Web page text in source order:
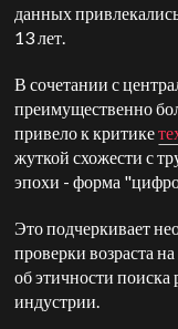
данных
13 лет.
В сочетании с
преимущественно
привело к критике
жуткой схожести с
эпохи - форма
Это подчеркивает
проверки возраста
об этичности поиска
индустрии.